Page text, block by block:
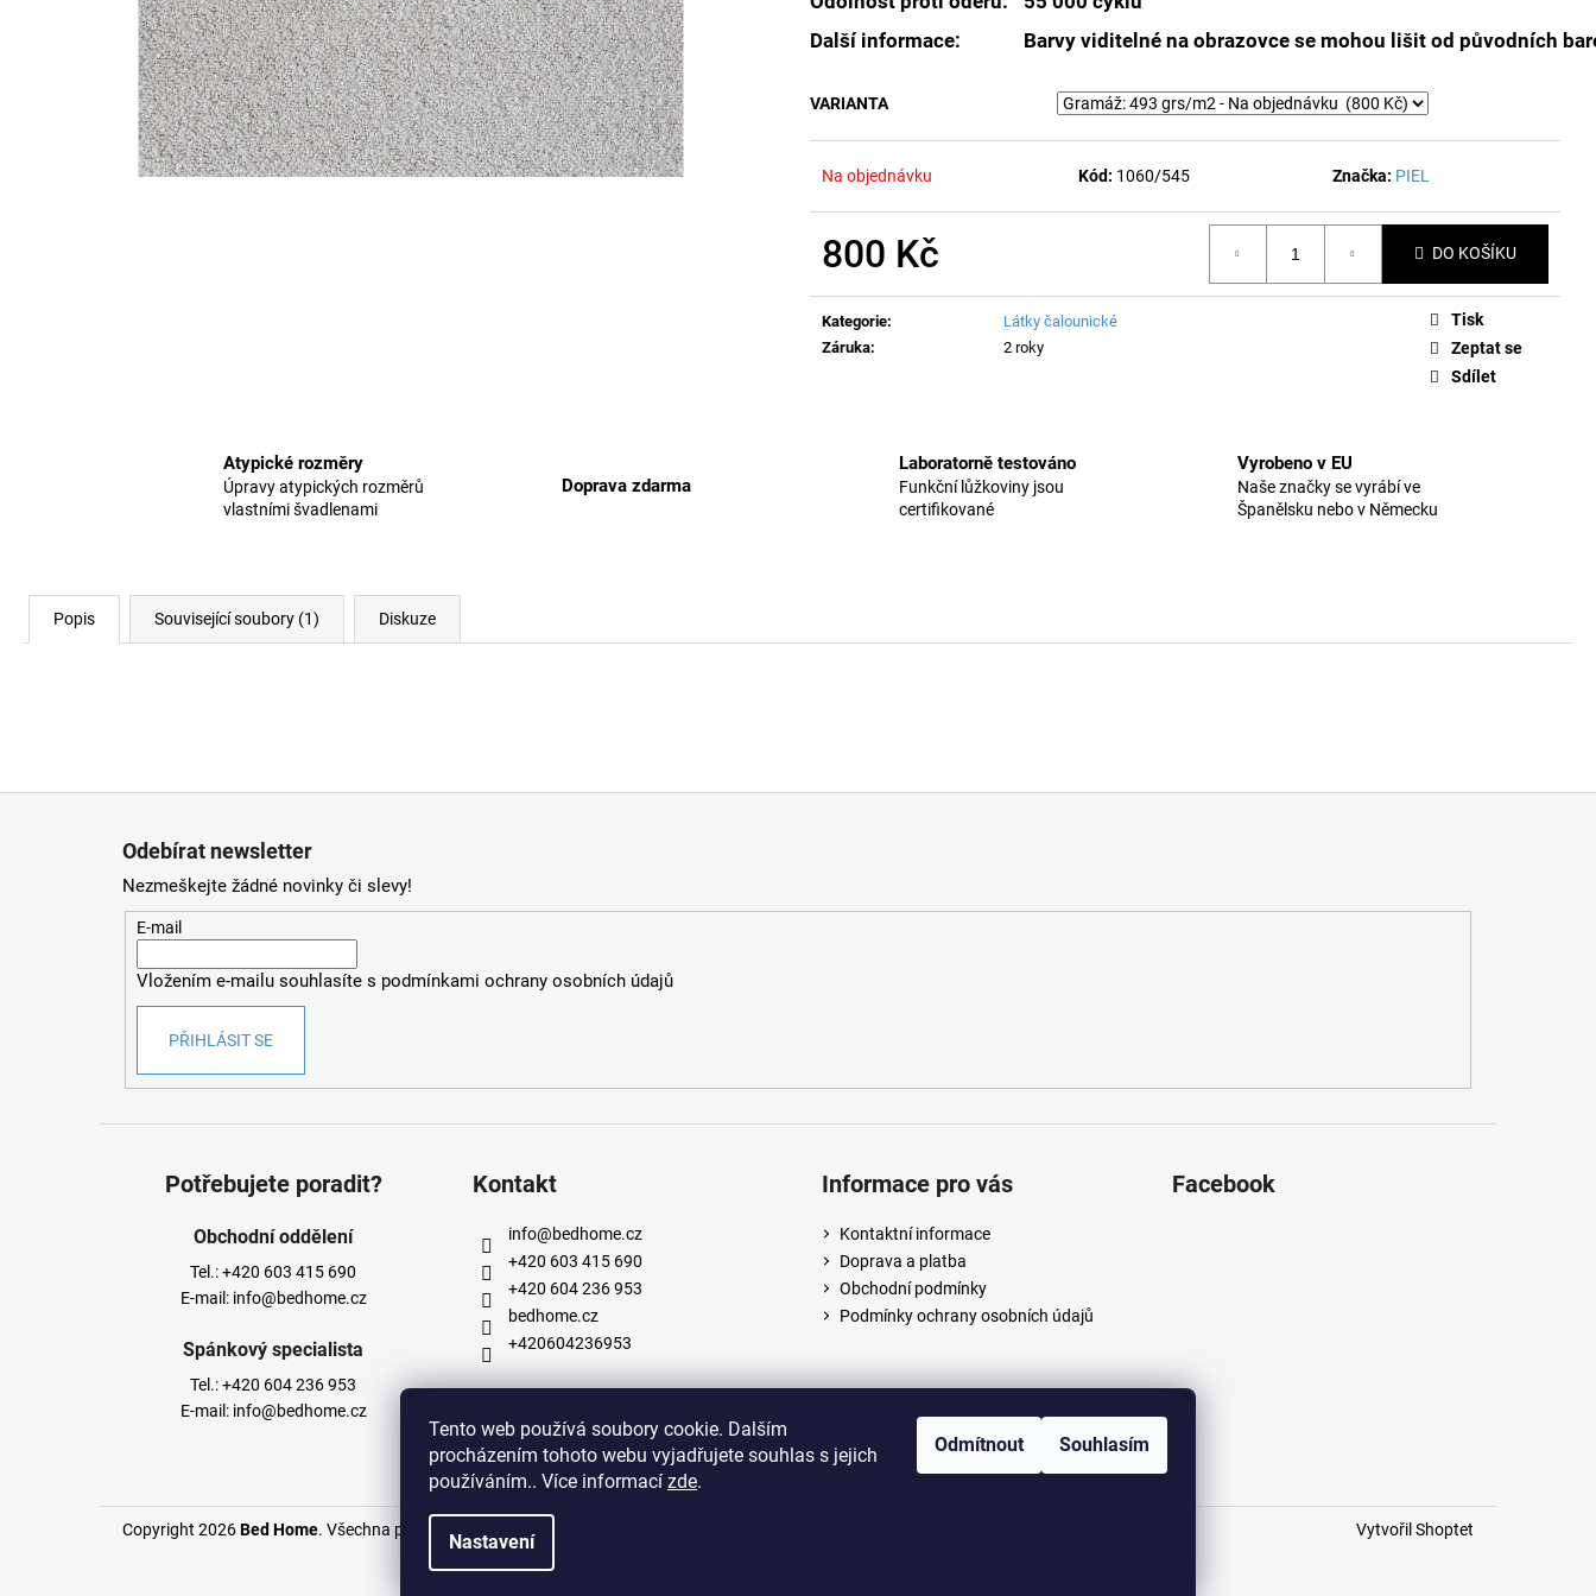
Tento web používá soubory cookie. Dalším
procházením tohoto webu vyjadřujete souhlas s jejich
používáním.. Více informací zde.
Nastavení
Odmítnout Souhlasím
Další informace:
Barvy viditelné na obrazovce se mohou lišit od původních
VARIANTA
Na objednávku Kód: 1060/545 Značka: PIEL
800 Kč DO KOŠÍKU
Kategorie:
Látky čalounické
Záruka: 2 roky
Tisk
Zeptat se
Sdílet
Atypické rozměry
Úpravy atypických rozměrů
vlastními švadlenami
Doprava zdarma
Laboratorně testováno
Funkční lůžkoviny jsou
certifikované
Vyrobeno v EU
Naše značky se vyrábí ve
Španělsku nebo v Německu
Popis Související soubory (1) Diskuze
Odebírat newsletter
Nezmeškejte žádné novinky či slevy!
E-mail
Vložením e-mailu souhlasíte s podmínkami ochrany osobních údajů
PŘIHLÁSIT SE
Potřebujete poradit?
Obchodní oddělení
Tel.:+420 603 415 690
E-mail: info@bedhome.cz
Spánkový specialista
Tel.:+420 604 236 953
E-mail: info@bedhome.cz
Kontakt
info@bedhome.cz
+420 603 415 690
+420 604 236 953
bedhome.cz
+420604236953
Informace pro vás
Kontaktní informace
Doprava a platba
Obchodní podmínky
Podmínky ochrany osobních údajů
Facebook
Vytvořil Shoptet
Copyright 2026Bed Home. Všechna práva vyhrazena.